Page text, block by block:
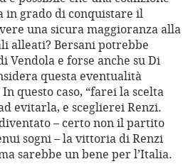
in grado di conquistare il
una sicura maggioranza alla
alleati? Bersani potrebbe
Vendola e forse anche su Di
questa eventualità
questo caso, “farei la scelta
evitarla, e sceglierei Renzi.
– certo non il partito
sogni – la vittoria di Renzi
sarebbe un bene per l’Italia.